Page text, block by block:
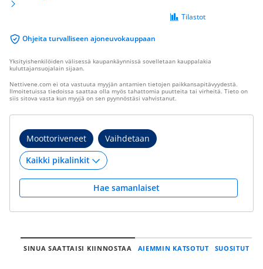
Ohjeita turvalliseen ajoneuvokauppaan
Tilastot
Yksityishenkilöiden välisessä kaupankäynnissä sovelletaan kauppalakia
kuluttajansuojalain sijaan.
Nettivene.com ei ota vastuuta myyjän antamien tietojen paikkansapitävyydestä.
Ilmoitetuissa tiedoissa saattaa olla myös tahattomia puutteita tai virheitä. Tieto on
siis sitova vasta kun myyjä on sen pyynnöstäsi vahvistanut.
Moottoriveneet Vaihdetaan
Hae samanlaiset
SINUA SAATTAISI KIINNOSTAA AIEMMIN KATSOTUT SUOSITUT